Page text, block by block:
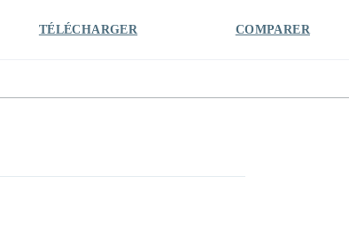
TÉLÉCHARGER COMPARER